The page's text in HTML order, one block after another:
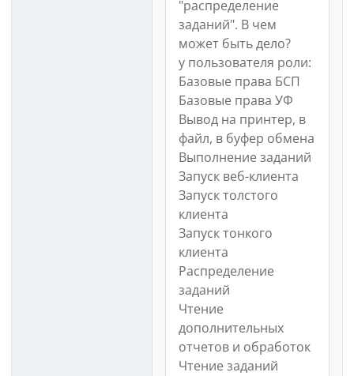
"распределение
заданий". В чем
может быть дело?
у пользователя роли:
Базовые права БСП
Базовые права УФ
Вывод на принтер, в
файл, в буфер обмена
Выполнение заданий
Запуск веб-клиента
Запуск толстого
клиента
Запуск тонкого
клиента
Распределение
заданий
Чтение
дополнительных
отчетов и обработок
Чтение заданий